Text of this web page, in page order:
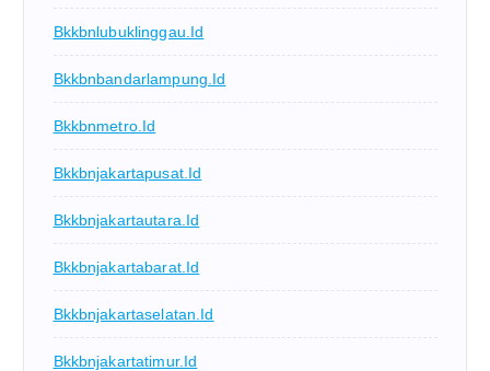
Bkkbnlubuklinggau.id
Bkkbnbandarlampung.id
Bkkbnmetro.id
Bkkbnjakartapusat.id
Bkkbnjakartautara.id
Bkkbnjakartabarat.id
Bkkbnjakartaselatan.id
Bkkbnjakartatimur.id